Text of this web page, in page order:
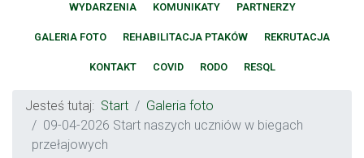
WYDARZENIA KOMUNIKATY PARTNERZY
GALERIA FOTO REHABILITACJA PTAKÓW REKRUTACJA
KONTAKT COVID RODO RESQL
Jesteś tutaj: Start
Galeria foto
09-04-2026 Start naszych uczniów w biegach
przełajowych